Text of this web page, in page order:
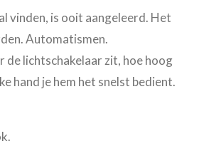
vinden, is ooit aangeleerd. Het
Automatismen.
de lichtschakelaar zit, hoe hoog
hand je hem het snelst bedient.